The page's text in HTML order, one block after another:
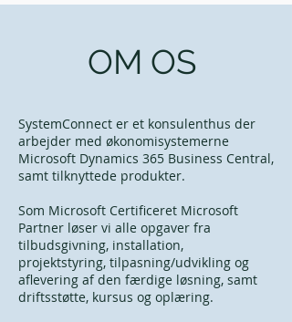
OM OS
SystemConnect er et konsulenthus der
arbejder med økonomisystemerne
Microsoft Dynamics 365 Business Central,
samt tilknyttede produkter.
Som Microsoft Certificeret Microsoft
Partner løser vi alle opgaver fra
tilbudsgivning, installation,
projektstyring, tilpasning/udvikling og
aflevering af den færdige løsning, samt
driftsstøtte, kursus og oplæring.